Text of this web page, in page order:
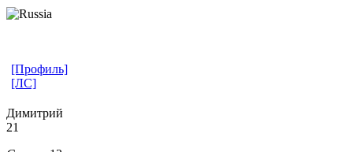
[Профиль]
[ЛС]
Димитрий
21